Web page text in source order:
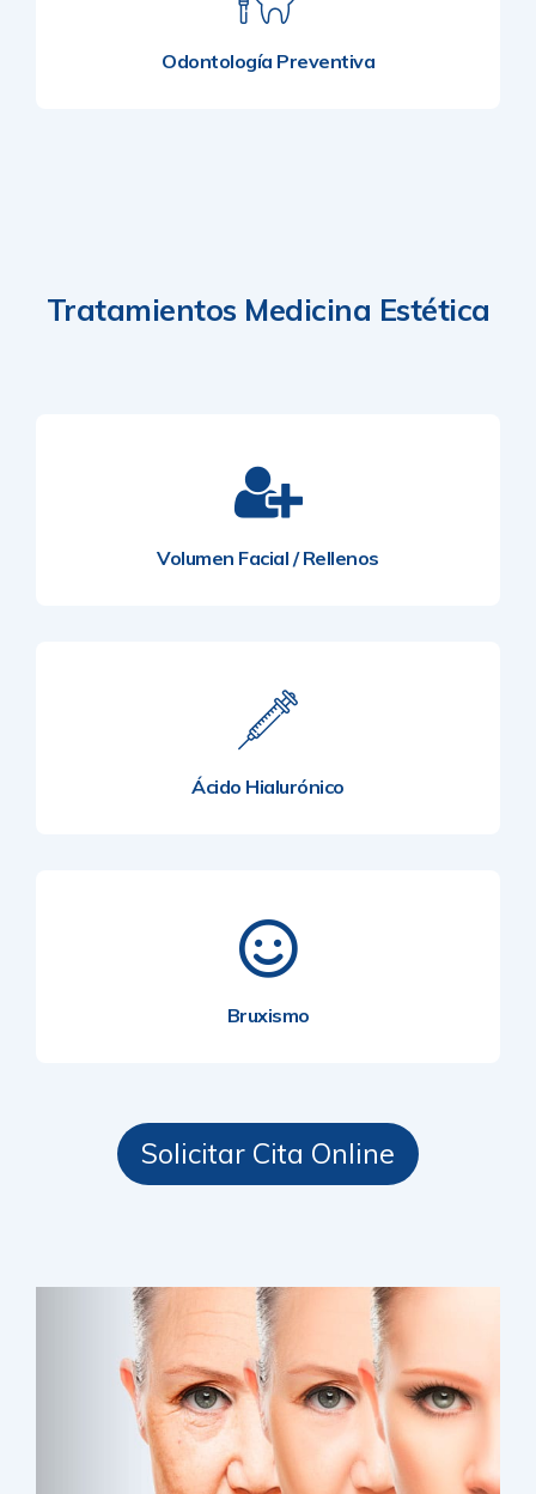
Odontología Preventiva
Tratamientos Medicina Estética
Volumen Facial / Rellenos
Ácido Hialurónico
Bruxismo
Solicitar Cita Online